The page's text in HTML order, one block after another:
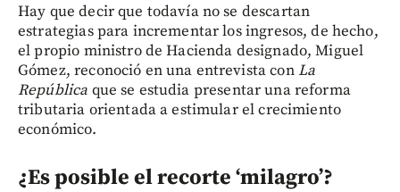
Hay que decir que todavía no se descartan
estrategias para incrementar los ingresos, de hecho,
el propio ministro de Hacienda designado, Miguel
Gómez, reconoció en una entrevista conLa
República que se estudia presentar una reforma
tributaria orientada a estimular el crecimiento
económico.
¿Es posible el recorte ‘milagro’?